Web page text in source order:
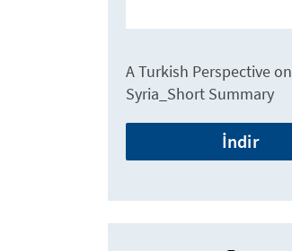
A Turkish Perspective on
Syria_Short Summary
İndir